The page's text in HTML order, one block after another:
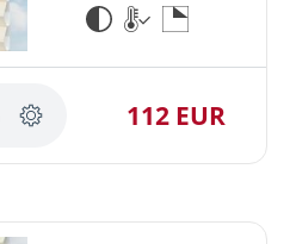
112 EUR